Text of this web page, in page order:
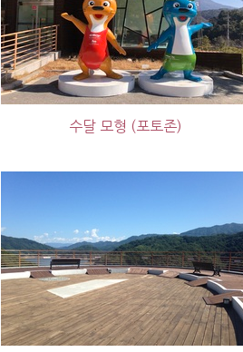
수달 모형 (포토존)